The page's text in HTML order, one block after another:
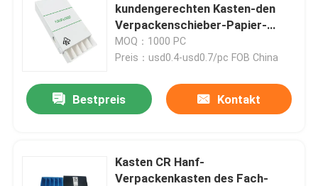
kundengerechten Kasten-den
Verpackenschieber-Papier-
Kasten
MOQ：1000 PC
Preis：usd0.4-usd0.7/pc FOB China
Bestpreis Kontakt
Kasten CR Hanf-
Verpackenkasten des Fach-